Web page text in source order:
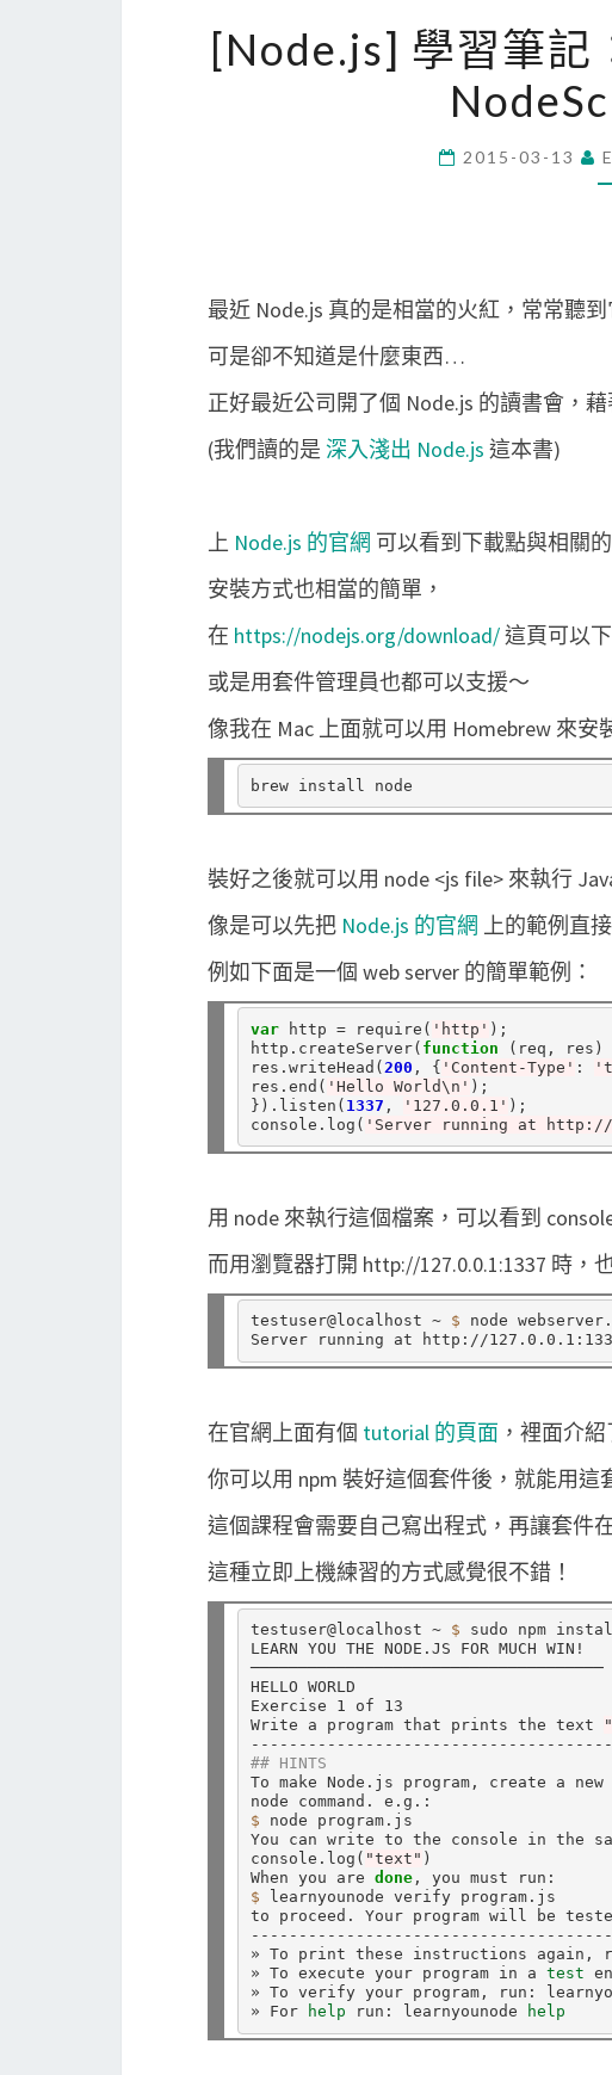
[Node.js] 學習筆記
2015-03-13
最近 Node.js 真的是相當的火紅，常常聽到
可是卻不知道是什麼東西…
正好最近公司開了個 Node.js 的讀書會，
(我們讀的是 深入淺出 Node.js 這本書)
上 Node.js 的官網 可以看到下載點與相關
安裝方式也相當的簡單，
在 https://nodejs.org/download/這頁可以
或是用套件管理員也都可以支援～
像我在 Mac 上面就可以用 Homebrew 來安
裝好之後就可以用 node <js file> 來執行
像是可以先把 Node.js 的官網 上的範例直
例如下面是一個 web server 的簡單範例：
var http = require( 'http' );
http.createServer( function (req, res)
res.writeHead( 200 , { 'Content-Type' :
res.end( 'Hello World\n' );
}).listen( 1337 , '127.0.0.1' );
console.log( 'Server running at http://
用 node 來執行這個檔案，可以看到
而用瀏覽器打開 http://127.0.0.1:1337 時，
testuser@localhost ~ $ node
在官網上面有個 tutorial 的頁面 ，裡面介紹
你可以用 npm 裝好這個套件後，就能用這
這個課程會需要自己寫出程式，再讓套件
這種立即上機練習的方式感覺很不錯！
testuser@localhost ~ $ sudo npm
LEARN YOU THE NODE.JS FOR MUCH WIN!
─────────────────────────────────────
HELLO WORLD
Exercise 1 of 13
Write a program that prints the text
## HINTS
To make Node.js program, create a
$ node program.js
You can write to the console in the
console.log ( "text" )
When you are done
$
learnyounode verify program.js
to proceed. Your program will be
» To print these instructions again,
» To execute your program in a test
» To verify your program, run:
» For
help run: learnyounode help